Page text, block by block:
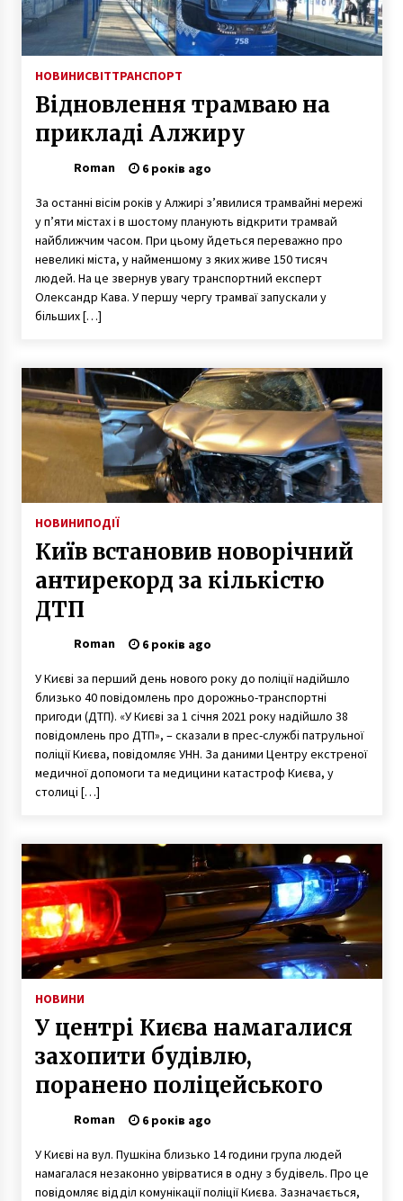
НОВИНИСВІТТРАНСПОРТ
Відновлення трамваю на
прикладі Алжиру
Roman 6 років ago
За останні вісім років у Алжирі з’явилися трамвайні мережі
у п’яти містах і в шостому планують відкрити трамвай
найближчим часом. При цьому йдеться переважно про
невеликі міста, у найменшому з яких живе 150 тисяч
людей. На це звернув увагу транспортний експерт
Олександр Кава. У першу чергу трамваї запускали у
більших […]
НОВИНИПОДІЇ
Київ встановив новорічний
антирекорд за кількістю
ДТП
Roman 6 років ago
У Києві за перший день нового року до поліції надійшло
близько 40 повідомлень про дорожньо-транспортні
пригоди (ДТП). «У Києві за 1 січня 2021 року надійшло 38
повідомлень про ДТП», – сказали в прес-службі патрульної
поліції Києва, повідомляє УНН. За даними Центру екстреної
медичної допомоги та медицини катастроф Києва, у
столиці […]
НОВИНИ
У центрі Києва намагалися
захопити будівлю,
поранено поліцейського
Roman 6 років ago
У Києві на вул. Пушкіна близько 14 години група людей
намагалася незаконно увірватися в одну з будівель. Про це
повідомляє відділ комунікації поліції Києва. Зазначається,